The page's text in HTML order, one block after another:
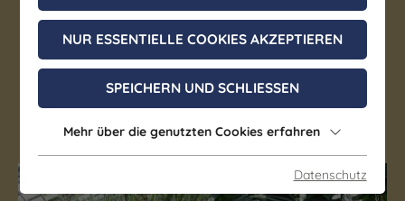
Botanischer Garten Jena
Jena
NUR ESSENTIELLE COOKIES AKZEPTIEREN
SPEICHERN UND SCHLIESSEN
Mehr über die genutzten Cookies erfahren
Datenschutz